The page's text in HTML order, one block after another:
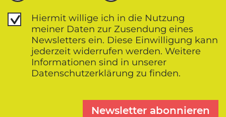
Hiermit willige ich in die Nutzung
meiner Daten zur Zusendung eines
Newsletters ein. Diese Einwilligung kann
jederzeit widerrufen werden. Weitere
Informationen sind in unserer
Datenschutz­erklärung zu finden.
Newsletter abonnieren